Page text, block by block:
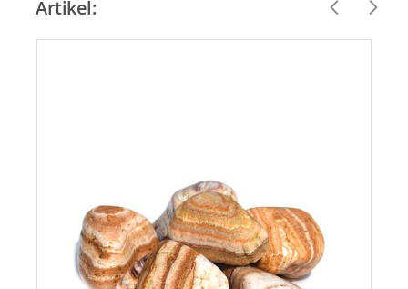
Artikel: